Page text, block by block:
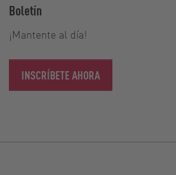
Boletín
¡Mantente al día!
INSCRÍBETE AHORA